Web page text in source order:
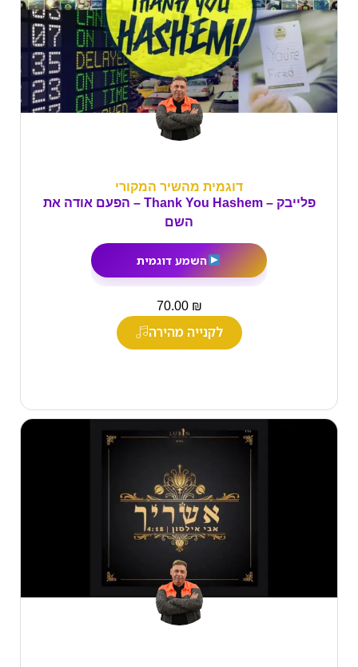
דוגמית מהשיר המקורי
פלייבק – Thank You Hashem – הפעם אודה את
השם
השמע דוגמית
70.00 ₪
לקנייה מהירה